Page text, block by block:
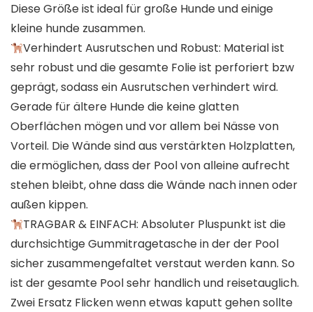
Diese Größe ist ideal für große Hunde und einige
kleine hunde zusammen.
Verhindert Ausrutschen und Robust: Material ist
sehr robust und die gesamte Folie ist perforiert bzw
geprägt, sodass ein Ausrutschen verhindert wird.
Gerade für ältere Hunde die keine glatten
Oberflächen mögen und vor allem bei Nässe von
Vorteil. Die Wände sind aus verstärkten Holzplatten,
die ermöglichen, dass der Pool von alleine aufrecht
stehen bleibt, ohne dass die Wände nach innen oder
außen kippen.
TRAGBAR & EINFACH: Absoluter Pluspunkt ist die
durchsichtige Gummitragetasche in der der Pool
sicher zusammengefaltet verstaut werden kann. So
ist der gesamte Pool sehr handlich und reisetauglich.
Zwei Ersatz Flicken wenn etwas kaputt gehen sollte